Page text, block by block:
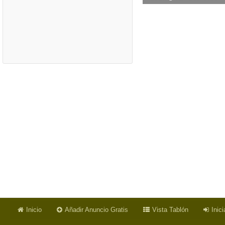
Inicio Añadir Anuncio Gratis Vista Tablón